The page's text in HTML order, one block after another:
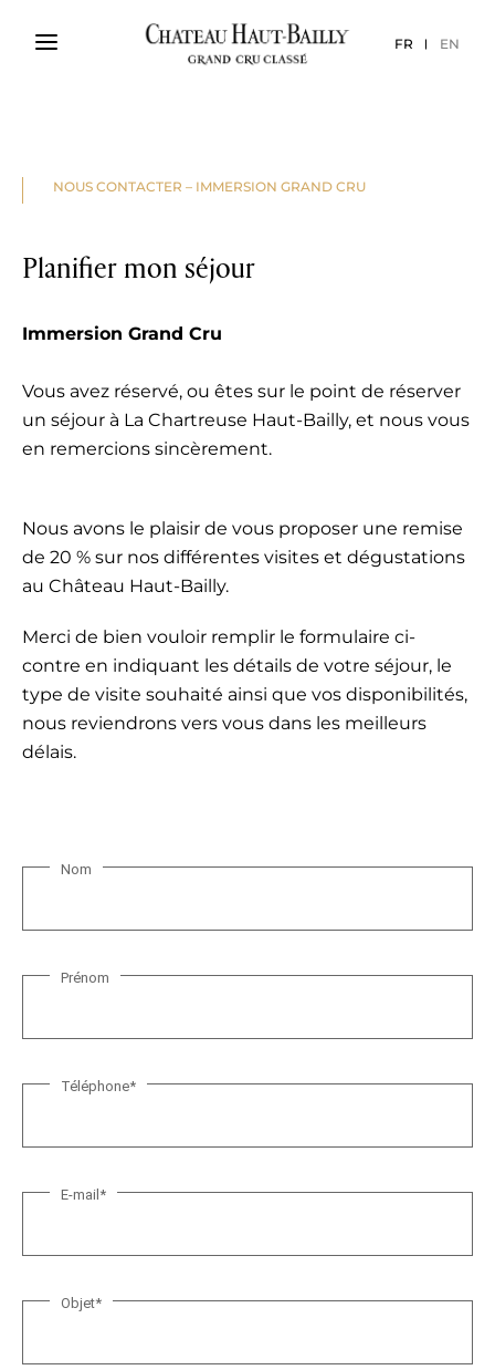
FR EN
NOUS CONTACTER – IMMERSION GRAND CRU
Planifier mon séjour
Immersion Grand Cru
Vous avez réservé, ou êtes sur le point de réserver
un séjour à La Chartreuse Haut-Bailly, et nous vous
en remercions sincèrement.
Nous avons le plaisir de vous proposer une remise
de 20 % sur nos différentes visites et dégustations
au Château Haut-Bailly.
Merci de bien vouloir remplir le formulaire ci-
contre en indiquant les détails de votre séjour, le
type de visite souhaité ainsi que vos disponibilités,
nous reviendrons vers vous dans les meilleurs
délais.
Nom
Prénom
Téléphone*
E-mail *
Objet*